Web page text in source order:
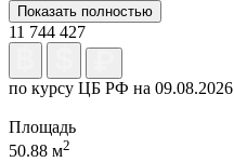
Показать полностью
11 744 427
по курсу ЦБ РФ на 09.08.2026
Площадь
50.88 м2